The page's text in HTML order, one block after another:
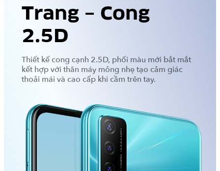
Trang – Cong
2.5D
Thiết kế cong cạnh 2.5D, phối màu mới bắt mắt
kết hợp với thân máy mỏng nhẹ tạo cảm giác
thoải mái và cao cấp khi cầm trên tay.